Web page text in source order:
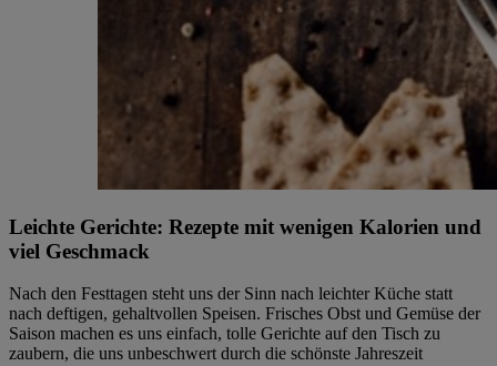
Leichte Gerichte: Rezepte mit wenigen Kalorien und
viel Geschmack
Nach den Festtagen steht uns der Sinn nach leichter Küche statt
nach deftigen, gehaltvollen Speisen. Frisches Obst und Gemüse der
Saison machen es uns einfach, tolle Gerichte auf den Tisch zu
zaubern, die uns unbeschwert durch die schönste Jahreszeit